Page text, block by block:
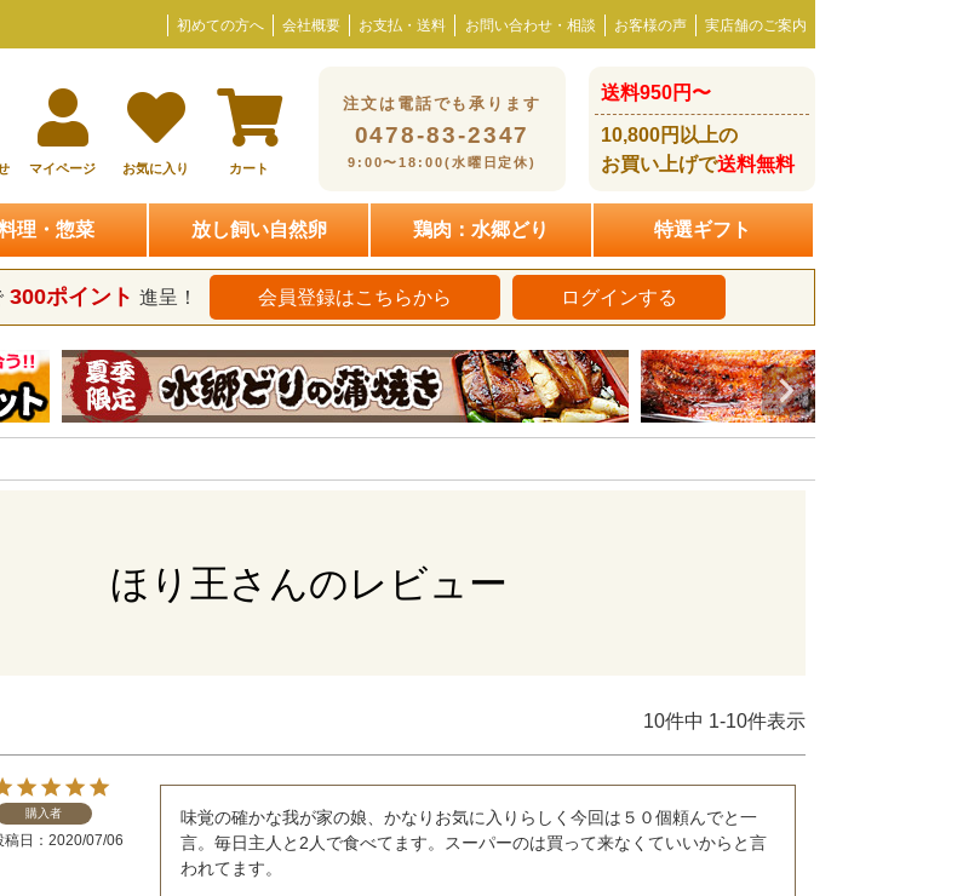
初めての方へ 会社概要 お支払・送料 お問い合わせ・相談 お客様の声 実店舗のご案内
マイページ お気に入り カート
注文は電話でも承ります
0478-83-2347
9:00〜18:00(水曜日定休)
送料950円〜
10,800円以上の
お買い上げで送料無料
理・惣菜 放し飼い自然卵 鶏肉：水郷どり 特選ギフト
300ポイント 進呈！ 会員登録はこちらから ログインする
ほり王さんのレビュー
10件中 1-10件表示
購入者
稿日 2020/07/06
味覚の確かな我が家の娘、かなりお気に入りらしく今回は５０個頼んでと一
言。毎日主人と2人で食べてます。スーパーのは買って来なくていいからと言
われてます。